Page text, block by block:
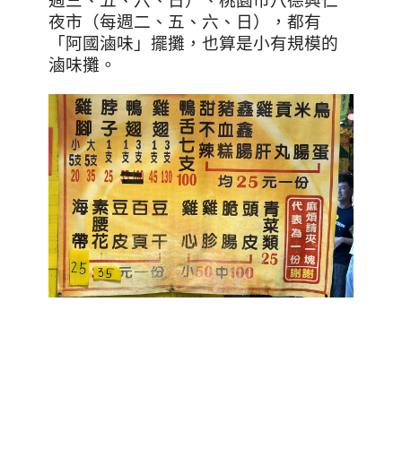
夜市（每週二、五、六、日），都有
「阿國滷味」擺攤，也算是小有規模的
滷味攤。